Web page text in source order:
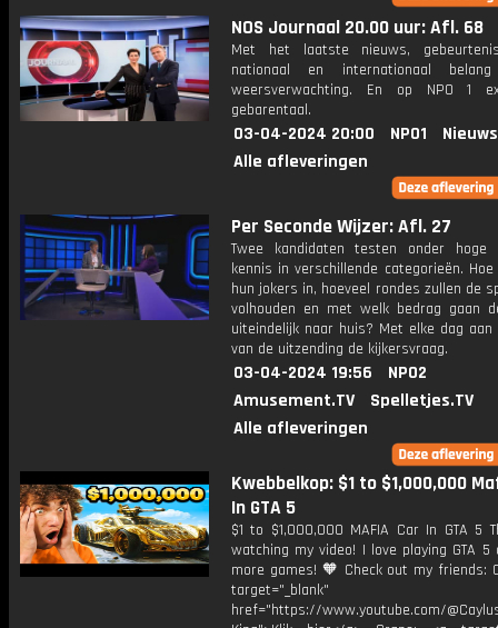
NOS Journaal 20.00 uur: Afl. 68
Met het laatste nieuws,
nationaal en internationaal
weersverwachting. En op NPO 1
gebarentaal.
03-04-2024 20:00 NPO1
Alle afleveringen
Per Seconde Wijzer: Afl. 27
Twee kandidaten testen onder hoge
kennis in verschillende categorieën.
hun jokers in, hoeveel rondes zullen de
volhouden en met welk bedrag gaan
uiteindelijk naar huis? Met elke dag
van de uitzending de kijkersvraag.
03-04-2024 19:56
NPO2
Amusement.TV
Spelletjes.TV
Alle afleveringen
Kwebbelkop: $1 to $1,000,000
In GTA 5
$1 to $1,000,000 MAFIA Car In GTA 5
watching my video! I love playing GTA 5
more games! 🧡 Check out my friends:
target="_blank"
href="https://www.youtube.com/